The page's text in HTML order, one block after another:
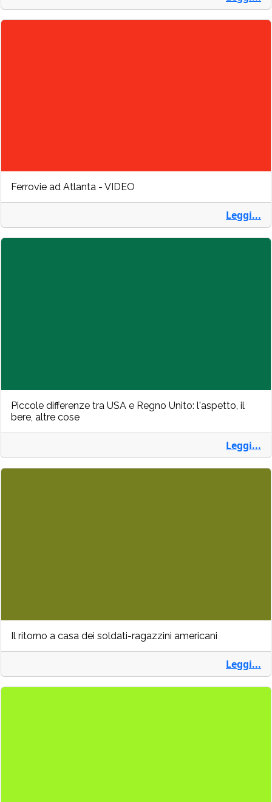
Ferrovie ad Atlanta - VIDEO
Leggi...
Piccole differenze tra USA e Regno Unito: l'aspetto, il
bere, altre cose
Leggi...
Il ritorno a casa dei soldati-ragazzini americani
Leggi...